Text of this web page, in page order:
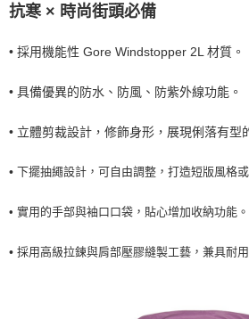
抗寒 × 時尚街頭必備
• 採用機能性 Gore Windstopper 2L 材質。
• 具備優異的防水、防風、防紫外線功能。
• 立體剪裁設計，修飾身形，展現俐落有型
• 下擺抽繩設計，可自由調整，打造短版風格
• 實用的手部與袖口口袋，貼心增加收納功能 。
• 採用高級拉鍊與肩部壓膠縫製工藝，兼具耐